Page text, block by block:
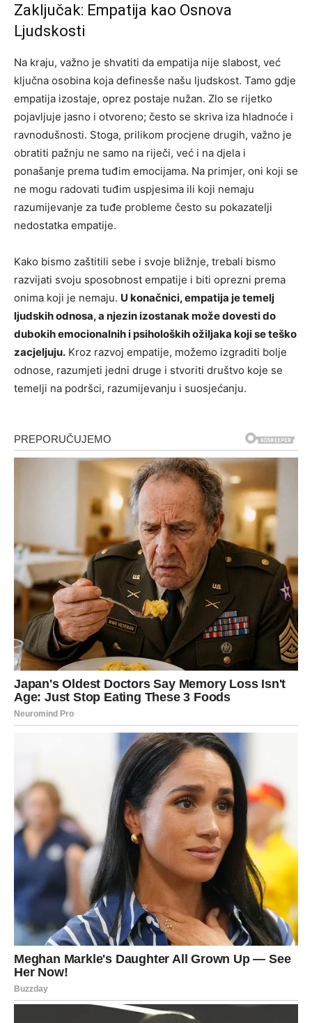
Zaključak: Empatija kao Osnova
Ljudskosti
Na kraju, važno je shvatiti da empatija nije slabost, već
ključna osobina koja definesše našu ljudskost. Tamo gdje
empatija izostaje, oprez postaje nužan. Zlo se rijetko
pojavljuje jasno i otvoreno; često se skriva iza hladnoće i
ravnodušnosti. Stoga, prilikom procjene drugih, važno je
obratiti pažnju ne samo na riječi, već i na djela i
ponašanje prema tuđim emocijama. Na primjer, oni koji se
ne mogu radovati tuđim uspjesima ili koji nemaju
razumijevanje za tuđe probleme često su pokazatelji
nedostatka empatije.
Kako bismo zaštitili sebe i svoje bližnje, trebali bismo
razvijati svoju sposobnost empatije i biti oprezni prema
onima koji je nemaju. U konačnici, empatija je temelj
ljudskih odnosa, a njezin izostanak može dovesti do
dubokih emocionalnih i psiholoških ožiljaka koji se teško
zacjeljuju. Kroz razvoj empatije, možemo izgraditi bolje
odnose, razumjeti jedni druge i stvoriti društvo koje se
temelji na podršci, razumijevanju i suosjećanju.